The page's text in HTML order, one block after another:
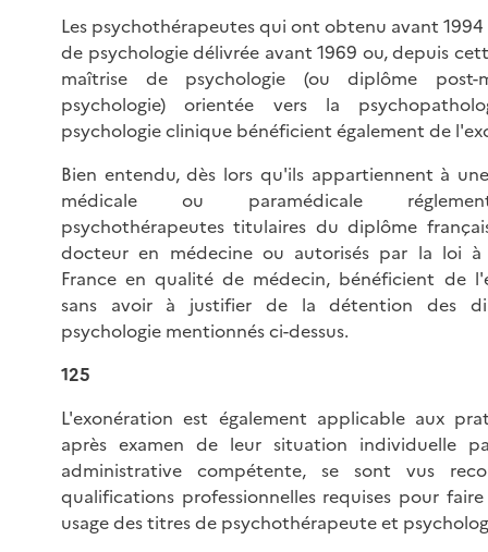
Les psychothérapeutes qui ont obtenu avant
de psychologie délivrée avant 1969 ou, depuis
maîtrise de psychologie (ou diplôme post-
psychologie) orientée vers la
psychologie clinique bénéficient également de
Bien entendu, dès lors qu'ils appartiennent à
médicale ou paramédicale
psychothérapeutes titulaires du diplôme
docteur en médecine ou autorisés par la loi à
France en qualité de médecin, bénéficient de
sans avoir à justifier de la détention des
psychologie mentionnés ci-dessus.
125
L'exonération est également applicable aux
après examen de leur situation individuelle
administrative compétente, se sont vus
qualifications professionnelles requises pour
usage des titres de psychothérapeute et